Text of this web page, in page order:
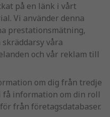
på en länk i vårt
Vi använder denna
prestationsmätning,
skräddarsy våra
och vår reklam till
om dig från tredje
få information om din roll
från företagsdatabaser.